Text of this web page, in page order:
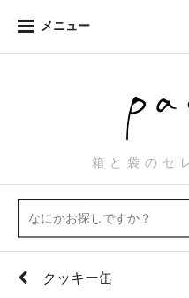
メニュー
箱と袋のセ
クッキー缶